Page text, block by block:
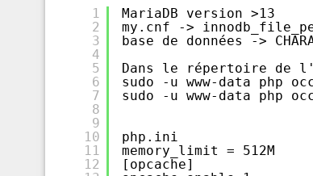
1
2
3
4
5
6
7
8
9
10
11
12
MariaDB version >13
my.cnf ->
base de données ->
Dans le répertoire de
sudo -u www-data php
sudo -u www-data php
php.ini
memory_limit = 512M
[opcache]